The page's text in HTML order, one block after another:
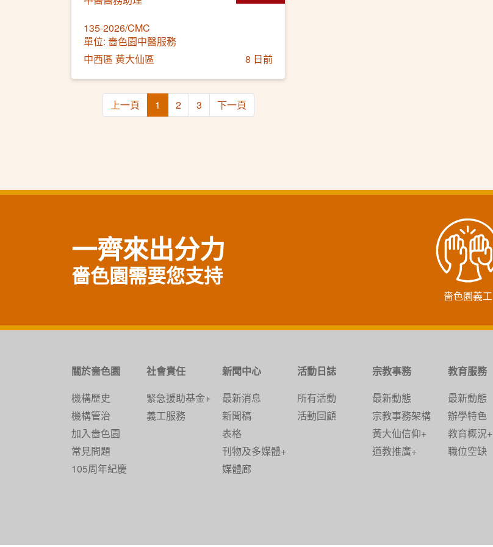
135-2026/CMC
單位: 嗇色園中醫服務
中西區 黃大仙區
8 日前
上一頁 1 2 3 下一頁
一齊來出分力
嗇色園需要您支持
嗇色園義工
關於嗇色園
機構歷史
機構管治
加入嗇色園
常見問題
105周年紀慶
社會責任
緊急援助基金+
義工服務
新聞中心
最新消息
新聞稿
表格
刊物及多媒體+
媒體廊
活動日誌
所有活動
活動回顧
宗教事務
最新動態
宗教事務架構
黃大仙信仰+
道教推廣+
教育服務
最新動態
辦學特色
教育概況+
職位空缺